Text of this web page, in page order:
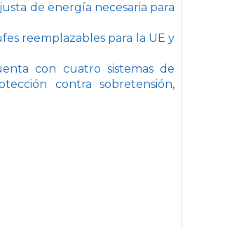
de energía necesaria para
reemplazables para la UE y
con cuatro sistemas de
contra sobretensión,